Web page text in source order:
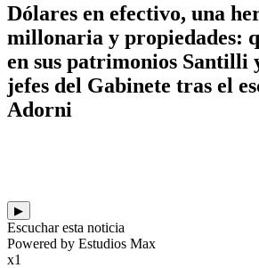
Dólares en efectivo, una
millonaria y propiedades:
en sus patrimonios Santilli
jefes del Gabinete tras el
Adorni
▶
Escuchar esta noticia
Powered by Estudios Max
x1